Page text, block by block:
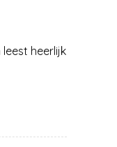
leest heerlijk